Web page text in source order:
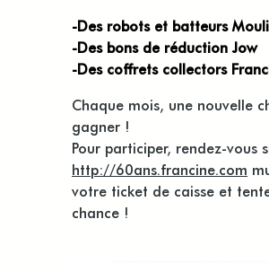
-Des robots et batteurs
-Des bons de réduction Jow
-Des coffrets collectors
Chaque mois, une nouvelle
gagner !
Pour participer, rendez-vous
http://60ans.francine.com
votre ticket de caisse et
chance !